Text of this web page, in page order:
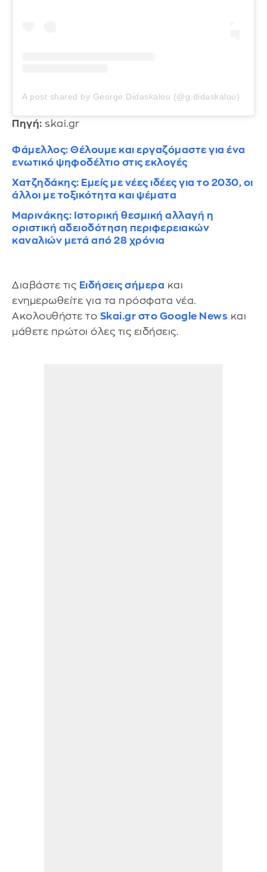
A post shared by George Didaskalou (@g.didaskalou)
Πηγή: skai.gr
Φάμελλος: Θέλουμε και εργαζόμαστε για ένα
ενωτικό ψηφοδέλτιο στις εκλογές
Χατζηδάκης: Εμείς με νέες ιδέες για το 2030, οι
άλλοι με τοξικότητα και ψέματα
Μαρινάκης: Ιστορική θεσμική αλλαγή η
οριστική αδειοδότηση περιφερειακών
καναλιών μετά από 28 χρόνια
Διαβάστε τις Ειδήσεις σήμερα και
ενημερωθείτε για τα πρόσφατα νέα.
Ακολουθήστε το Skai.gr στο Google News και
μάθετε πρώτοι όλες τις ειδήσεις.